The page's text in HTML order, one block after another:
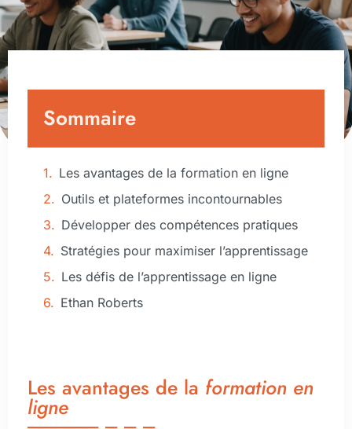
Sommaire
Les avantages de la formation en ligne
Outils et plateformes incontournables
Développer des compétences pratiques
Stratégies pour maximiser l’apprentissage
Les défis de l’apprentissage en ligne
Ethan Roberts
Les avantages de la formation en
ligne